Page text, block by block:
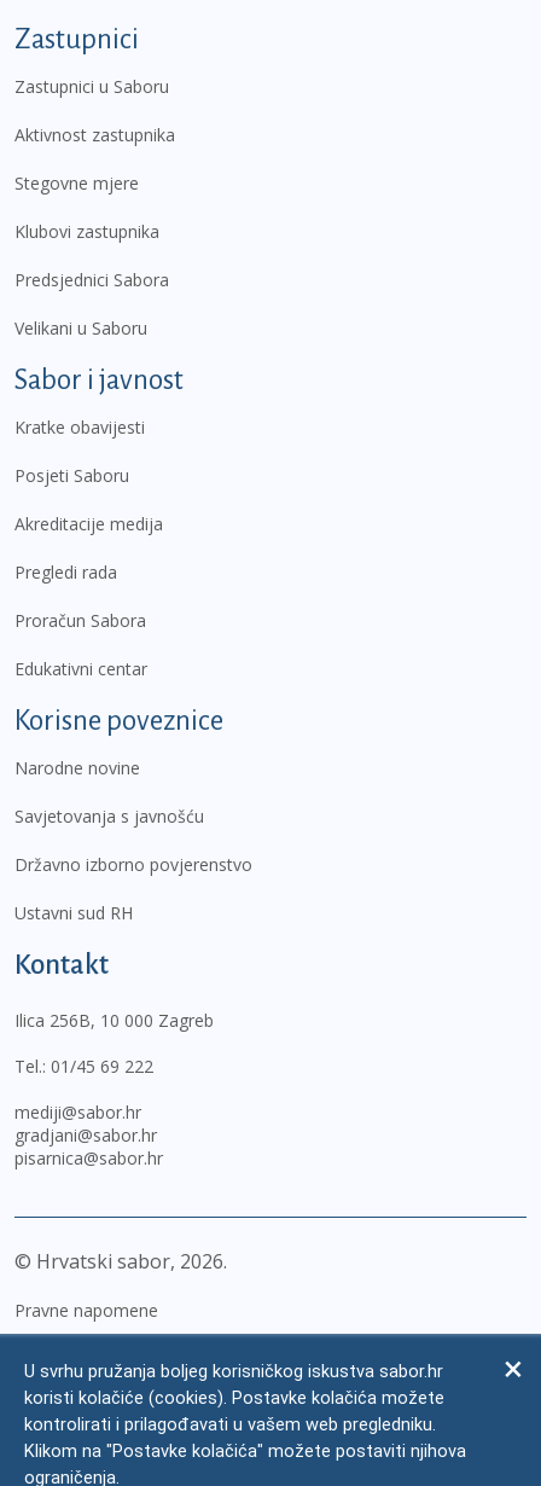
Zastupnici
Zastupnici u Saboru
Aktivnost zastupnika
Stegovne mjere
Klubovi zastupnika
Predsjednici Sabora
Velikani u Saboru
Sabor i javnost
Kratke obavijesti
Posjeti Saboru
Akreditacije medija
Pregledi rada
Proračun Sabora
Edukativni centar
Korisne poveznice
Narodne novine
Savjetovanja s javnošću
Državno izborno povjerenstvo
Ustavni sud RH
Kontakt
Ilica 256B, 10 000 Zagreb
Tel.: 01/45 69 222
mediji@sabor.hr
gradjani@sabor.hr
pisarnica@sabor.hr
© Hrvatski sabor, 2026
Pravne napomene
Zaštita osobnih podataka
Impressum
Česta pitanja
U svrhu pružanja boljeg korisničkog iskustva sabor.hr
koristi kolačiće (cookies). Postavke kolačića možete
kontrolirati i prilagođavati u vašem web pregledniku.
Klikom na "Postavke kolačića" možete postaviti njihova
ograničenja.